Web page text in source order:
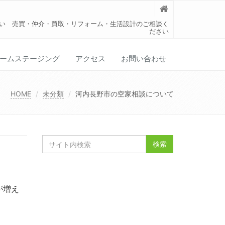
売買・仲介・買取・リフォーム・生活設計のご相談く
ださい
ムステージング アクセス お問い合わせ
HOME 未分類 河内長野市の空家相談について
え